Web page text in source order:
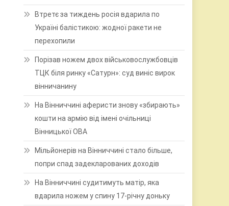
Втретє за тиждень росія вдарила по
Україні балістикою: жодної ракети не
перехопили
Порізав ножем двох військовослужбовців
ТЦК біля ринку «Сатурн»: суд виніс вирок
вінничанину
На Вінниччині аферисти знову «збирають»
кошти на армію від імені очільниці
Вінницької ОВА
Мільйонерів на Вінниччині стало більше,
попри спад задекларованих доходів
На Вінниччині судитимуть матір, яка
вдарила ножем у спину 17-річну доньку